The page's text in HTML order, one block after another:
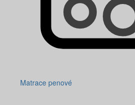
Matrace penové